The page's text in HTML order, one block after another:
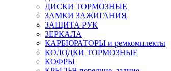
ДИСКИ ТОРМОЗНЫЕ
ЗАМКИ ЗАЖИГАНИЯ
ЗАЩИТА РУК
ЗЕРКАЛА
КАРБЮРАТОРЫ и ремкомплекты
КОЛОДКИ ТОРМОЗНЫЕ
КОФРЫ